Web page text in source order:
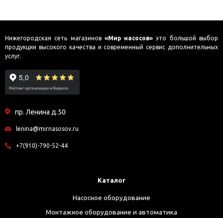
Нижегородская сеть магазинов «Мир насосов» это большой выбор
продукции высокого качества и современный сервис дополнительных
услуг.
пр. Ленина д.50
lenina@mirnasosov.ru
+7(910)-790-52-44
Каталог
Насосное оборудование
Монтажное оборудование и автоматика